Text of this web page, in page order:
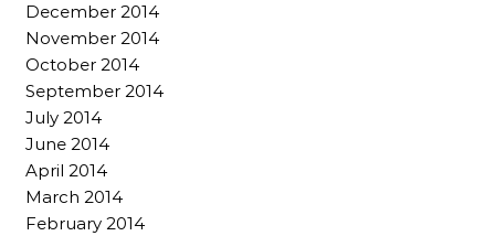
December 2014
November 2014
October 2014
September 2014
July 2014
June 2014
April 2014
March 2014
February 2014